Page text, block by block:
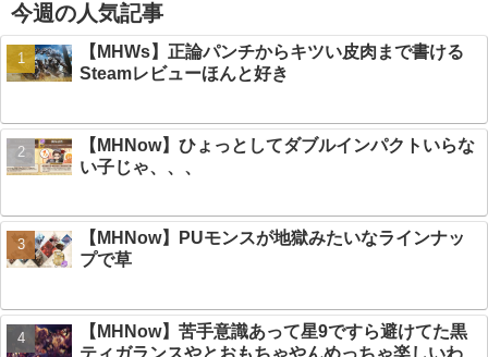
今週の人気記事
【MHWs】正論パンチからキツい皮肉まで書ける
Steamレビューほんと好き
【MHNow】ひょっとしてダブルインパクトいらな
い子じゃ、、、
【MHNow】PUモンスが地獄みたいなラインナッ
プで草
【MHNow】苦手意識あって星9ですら避けてた黒
ティガランスやとおもちゃやんめっちゃ楽しいわ